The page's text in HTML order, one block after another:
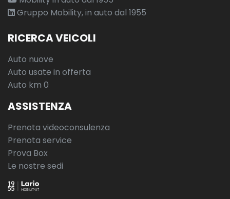
Gruppo Mobility, in auto dal 1955
RICERCA VEICOLI
Auto nuove
Auto usate in offerta
Auto km 0
ASSISTENZA
Prenota videoconsulenza
Prenota service
Prova Box
Le nostre sedi